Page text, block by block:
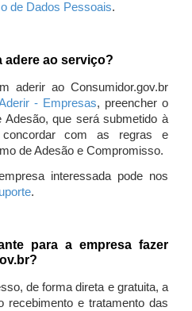
de Dados Pessoais.
adere ao serviço?
aderir ao Consumidor.gov.br
- Empresas, preencher o
Adesão, que será submetido à
com as regras e
de Adesão e Compromisso.
interessada pode nos
.
para a empresa fazer
de forma direta e gratuita, a
recebimento e tratamento das